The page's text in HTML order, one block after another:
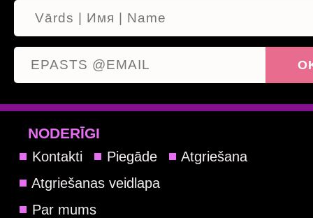
NODERĪGI
Kontakti Piegāde
Atgriešana
Atgriešanas veidlapa
Par mums